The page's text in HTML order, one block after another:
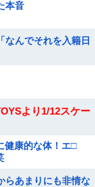
本音
なんでそれを入籍日
より1/12スケー
健康的な体！エ□
らあまりにも非情な